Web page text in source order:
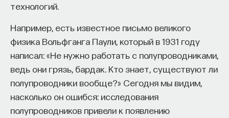
технологий.
Например, есть известное письмо великого
физика Вольфганга Паули, который в 1931 году
написал: «Не нужно работать с полупроводниками,
ведь они грязь, бардак. Кто знает, существуют ли
полупроводники вообще?» Сегодня мы видим,
насколько он ошибся: исследования
полупроводников привели к появлению